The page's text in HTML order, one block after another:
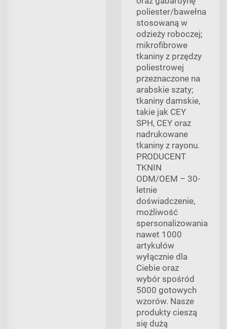
poliester/bawełna
stosowaną w
odzieży roboczej;
mikrofibrowe
tkaniny z przędzy
poliestrowej
przeznaczone na
arabskie szaty;
tkaniny damskie,
takie jak CEY
SPH, CEY oraz
nadrukowane
tkaniny z rayonu.
PRODUCENT
TKNIN
ODM/OEM – 30-
letnie
doświadczenie,
możliwość
spersonalizowania
nawet 1000
artykułów
wyłącznie dla
Ciebie oraz
wybór spośród
5000 gotowych
wzorów. Nasze
produkty cieszą
się dużą